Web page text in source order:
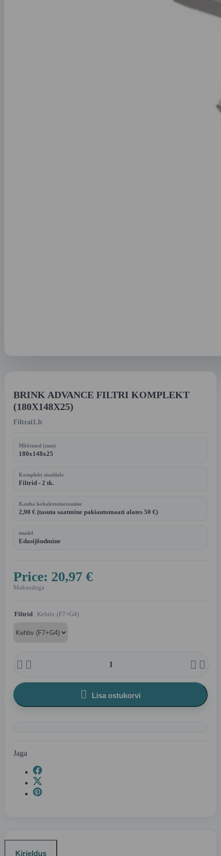
BRINK ADVANCE FILTRI KOMPLEKT
(180X148X25)
Filtrai1.lt
Mõõtmed (mm)
180x148x25
Komplekt sisaldab:
Filtrid - 2 tk.
Kauba kohaletoimetamine
2,90 € (tasuta saatmine pakiautomaati alates 50 €)
mudel
Edasijõudmine
Price: 20,97 €
Maksudega
Filtrid : Kehtiv (F7+G4)
   
 Lisa ostukorvi
Jaga
Kirjeldus